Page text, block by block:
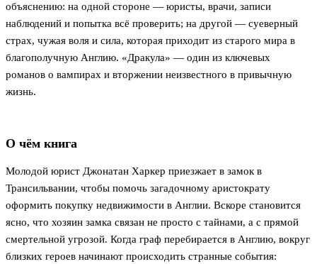
объяснению: на одной стороне — юристы, врачи, записи
наблюдений и попытка всё проверить; на другой — суеверный
страх, чужая воля и сила, которая приходит из старого мира в
благополучную Англию. «Дракула» — один из ключевых
романов о вампирах и вторжении неизвестного в привычную
жизнь.
О чём книга
Молодой юрист Джонатан Харкер приезжает в замок в
Трансильвании, чтобы помочь загадочному аристократу
оформить покупку недвижимости в Англии. Вскоре становится
ясно, что хозяин замка связан не просто с тайнами, а с прямой
смертельной угрозой. Когда граф перебирается в Англию, вокруг
близких героев начинают происходить странные события: